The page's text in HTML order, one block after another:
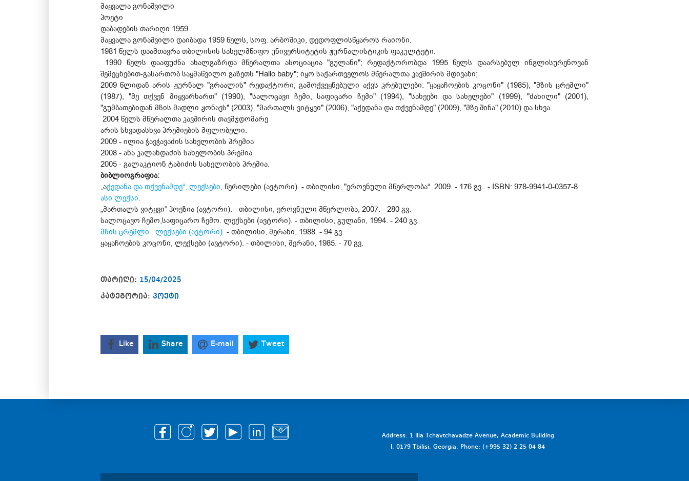
მაყვალა გონაშვილი
პოეტი
დაბადების თარიღი 1959
მაყვალა გონაშვილი დაიბადა 1959 წელს, სოფ. არბოშიკი, დედოფლისწყაროს რაიონი.
1981 წელს დაამთავრა თბილისის სახელმწიფო უნივერსიტეტის ჟურნალისტიკის ფაკულტეტი.
1990 წელს დააფუძნა ახალგაზრდა მწერალთა ასოციაცია "გულანი"; რედაქტორობდა 1995 წელს დაარსებულ ინგლისურენოვან
შემეცნებით-გასართობ საყმაწვილო გაზეთს "Hallo baby"; იყო საქართველოს მწერალთა კავშირის მდივანი;
2009 წლიდან არის ჟურნალ "გრაალის" რედაქტორი; გამოქვეყნებული აქვს კრებულები: "ყაყაჩოების კოცონი" (1985), "მზის ცრემლი"
(1987), "მე თქვენ მიყვარხართ" (1990), "სალოცავი ჩემი, საფიცარი ჩემი" (1994), "სახეები და სახელები" (1999), "ძახილი" (2001),
"გუმბათებიდან მზის მადლი ჟონავს" (2003), "მართალს ვიტყვი" (2006), "აქედანა და თქვენამდე" (2009), "მზე შინა" (2010) და სხვა.
2004 წელს მწერალთა კავშირის თავმჯდომარე
არის სხვადასხვა პრემიების მფლობელი:
2009 - ილია ჭავჭავაძის სახელობის პრემია
2008 - ანა კალანდაძის სახელობის პრემია
2005 - გალაკტიონ ტაბიძის სახელობის პრემია.
ბიბლიოგრაფია:
„აქედანა და თქვენამდე“, ლექსები, წერილები (ავტორი). - თბილისი, "ეროვნული მწერლობა“ 2009. - 176 გვ.. - ISBN: 978-9941-0-0357-8
ასი ლექსი.
„მართალს ვიტყვი“ პოეზია (ავტორი). - თბილისი, ეროვნული მწერლობა, 2007. - 280 გვ.
სალოცავო ჩემო,საფიცარო ჩემო. ლექსები (ავტორი). - თბილისი, გულანი, 1994. - 240 გვ.
მზის ცრემლი . ლექსები (ავტორი). - თბილისი, მერანი, 1988. - 94 გვ.
ყაყაჩოების კოცონი, ლექსები (ავტორი). - თბილისი, მერანი, 1985. - 70 გვ.
თარიღი: 15/04/2025
კატეგორია: პოეტი
Like Share E-mail Tweet
Address: 1 Ilia Tchavtchavadze Avenue, Academic Building
I, 0179 Tbilisi, Georgia. Phone: (+995 32) 2 25 04 84